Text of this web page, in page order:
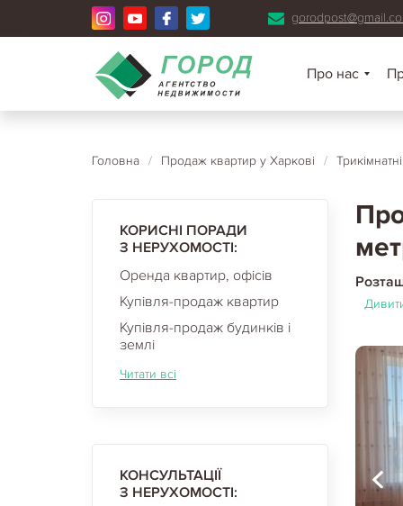
Про нас
Головна / Продаж квартир у Харкові /
КОРИСНІ ПОРАДИ
З НЕРУХОМОСТІ:
Оренда квартир, офісів
Купівля-продаж квартир
Купівля-продаж будинків і
землі
Читати всі
КОНСУЛЬТАЦІЇ
З НЕРУХОМОСТІ: